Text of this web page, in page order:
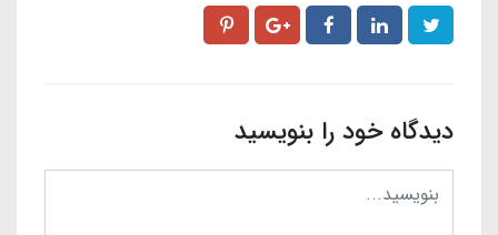
دیدگاه خود را بنویسید